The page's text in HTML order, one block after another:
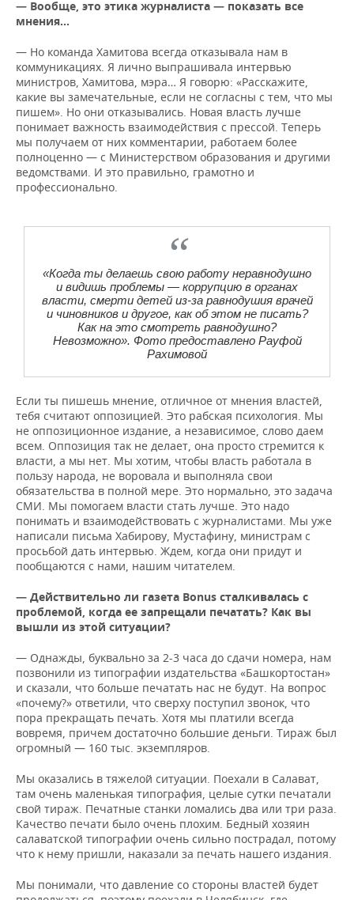
— Вообще, это этика журналиста — показать все
мнения…
— Но команда Хамитова всегда отказывала нам в
коммуникациях. Я лично выпрашивала интервью
министров, Хамитова, мэра… Я говорю: «Расскажите,
какие вы замечательные, если не согласны с тем, что мы
пишем». Но они отказывались. Новая власть лучше
понимает важность взаимодействия с прессой. Теперь
мы получаем от них комментарии, работаем более
полноценно — с Министерством образования и другими
ведомствами. И это правильно, грамотно и
профессионально.
«Когда ты делаешь свою работу неравнодушно
и видишь проблемы — коррупцию в органах
власти, смерти детей из-за равнодушия врачей
и чиновников и другое, как об этом не писать?
Как на это смотреть равнодушно?
Невозможно». Фото предоставлено Рауфой
Рахимовой
Если ты пишешь мнение, отличное от мнения властей,
тебя считают оппозицией. Это рабская психология. Мы
не оппозиционное издание, а независимое, слово даем
всем. Оппозиция так не делает, она просто стремится к
власти, а мы нет. Мы хотим, чтобы власть работала в
пользу народа, не воровала и выполняла свои
обязательства в полной мере. Это нормально, это задача
СМИ. Мы помогаем власти стать лучше. Это надо
понимать и взаимодействовать с журналистами. Мы уже
написали письма Хабирову, Мустафину, министрам с
просьбой дать интервью. Ждем, когда они придут и
пообщаются с нами, нашим читателем.
— Действительно ли газета Bonus сталкивалась с
проблемой, когда ее запрещали печатать? Как вы
вышли из этой ситуации?
— Однажды, буквально за 2-3 часа до сдачи номера, нам
позвонили из типографии издательства «Башкортостан»
и сказали, что больше печатать нас не будут. На вопрос
«почему?» ответили, что сверху поступил звонок, что
пора прекращать печать. Хотя мы платили всегда
вовремя, причем достаточно большие деньги. Тираж был
огромный — 160 тыс. экземпляров.
Мы оказались в тяжелой ситуации. Поехали в Салават,
там очень маленькая типография, целые сутки печатали
свой тираж. Печатные станки ломались два или три раза.
Качество печати было очень плохим. Бедный хозяин
салаватской типографии очень сильно пострадал, потому
что к нему пришли, наказали за печать нашего издания.
Мы понимали, что давление со стороны властей будет